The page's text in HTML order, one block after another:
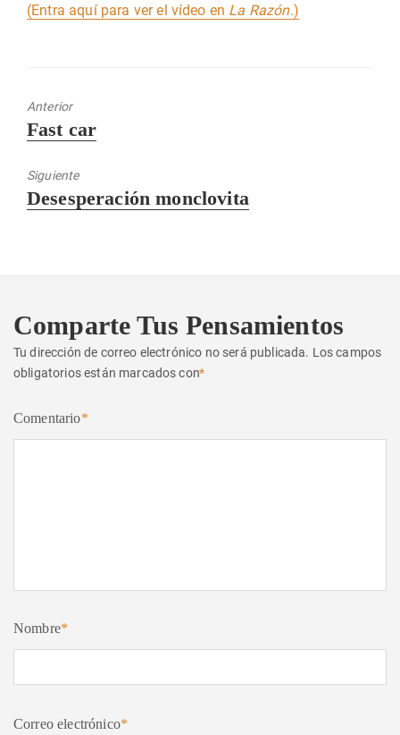
(Entra aquí para ver el vídeo en La Razón.)
Anterior
Entrada
Fast car
Siguiente
Entrada
Desesperación monclovita
Comparte Tus Pensamientos
Tu dirección de correo electrónico no será publicada. Los campos
obligatorios están marcados con*
Comentario*
Nombre*
Correo electrónico*